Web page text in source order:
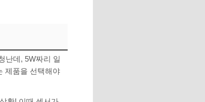
난데, 5W짜리 일
제품을 선택해야